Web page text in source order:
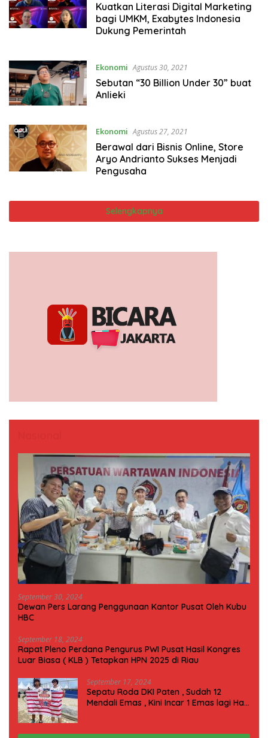
Kuatkan Literasi Digital Marketing
bagi UMKM, Exabytes Indonesia
Dukung Pemerintah
Ekonomi Agustus 30, 2021
Sebutan “30 Billion Under 30” buat
Anlieki
Ekonomi Agustus 27, 2021
Berawal dari Bisnis Online, Store
Aryo Andrianto Sukses Menjadi
Pengusaha
Selengkapnya
September 30, 2024
Dewan Pers Larang Penggunaan Kantor Pusat Oleh Kubu
HBC
September 18, 2024
Rapat Pleno Perdana Pengurus PWI Pusat Hasil Kongres
Luar Biasa ( KLB ) Tetapkan HPN 2025 di Riau
September 17, 2024
Sepatu Roda DKI Paten , Sudah 12
Mendali Emas , Kini Incar 1 Emas lagi Hari